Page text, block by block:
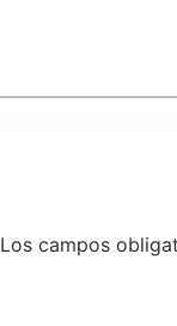
Los campos